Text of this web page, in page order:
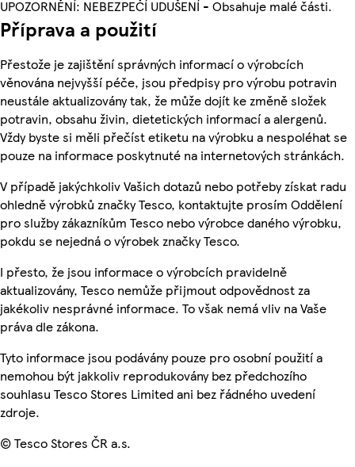
UPOZORNĚNÍ: NEBEZPEČÍ UDUŠENÍ - Obsahuje malé části.
Příprava a použití
Přestože je zajištění správných informací o výrobcích
věnována nejvyšší péče, jsou předpisy pro výrobu potravin
neustále aktualizovány tak, že může dojít ke změně složek
potravin, obsahu živin, dietetických informací a alergenů.
Vždy byste si měli přečíst etiketu na výrobku a nespoléhat se
pouze na informace poskytnuté na internetových stránkách.
V případě jakýchkoliv Vašich dotazů nebo potřeby získat radu
ohledně výrobků značky Tesco, kontaktujte prosím Oddělení
pro služby zákazníkům Tesco nebo výrobce daného výrobku,
pokdu se nejedná o výrobek značky Tesco.
I přesto, že jsou informace o výrobcích pravidelně
aktualizovány, Tesco nemůže přijmout odpovědnost za
jakékoliv nesprávné informace. To však nemá vliv na Vaše
práva dle zákona.
Tyto informace jsou podávány pouze pro osobní použití a
nemohou být jakkoliv reprodukovány bez předchozího
souhlasu Tesco Stores Limited ani bez řádného uvedení
zdroje.
© Tesco Stores ČR a.s.